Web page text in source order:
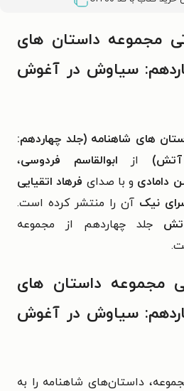
مجموعه داستان‌ های
سیاوش در آغوش
های شاهنامه (جلد چهاردهم:
از ابوالقاسم فردوسی،
دامادی و با صدای فرهاد اتقیایی
نیک آن را منتشر کرده است.
جلد چهاردهم از مجموعه
مجموعه داستان‌ های
سیاوش در آغوش
داستان‌های شاهنامه را به